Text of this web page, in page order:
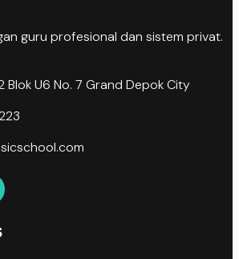
guru profesional dan sistem privat.
Blok U6 No. 7 Grand Depok City